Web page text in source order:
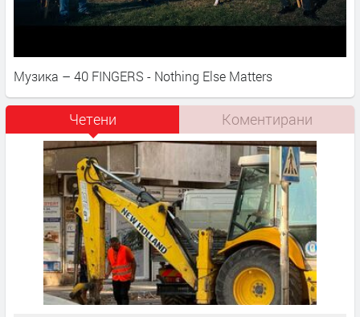
Музика – 40 FINGERS - Nothing Else Matters
Четени Коментирани